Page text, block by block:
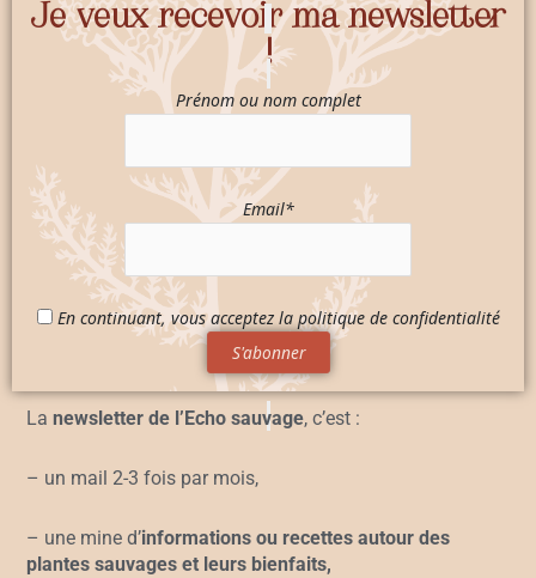
Je veux recevoir ma newsletter
!
Prénom ou nom complet
Email*
En continuant, vous acceptez la politique de confidentialité
La newsletter de l’Echo sauvage, c’est :
– un mail 2-3 fois par mois,
– une mine d’informations ou recettes autour des
plantes sauvages et leurs bienfaits,